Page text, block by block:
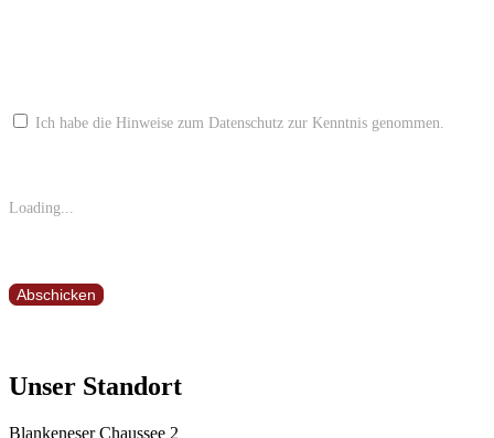
Ich habe die Hinweise zum Datenschutz zur Kenntnis genommen.
Loading...
Unser Standort
Blankeneser Chaussee 2